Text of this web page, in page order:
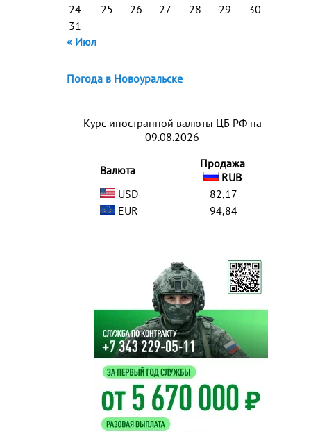
24
25 26 27 28 29
30
31
« Июл
Погода в Новоуральске
Курс иностранной валюты ЦБ РФ на
09.08.2026
Валюта
Продажа
RUB
USD
82,17
EUR
94,84